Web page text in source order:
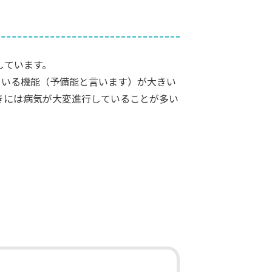
います。
る機能（予備能と言います）が大きい
は病気が大変進行していることが多い